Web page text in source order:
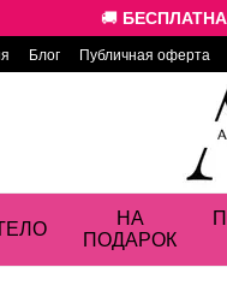
🚚
Блог Публичная оферта
НА
ПОДАРОК